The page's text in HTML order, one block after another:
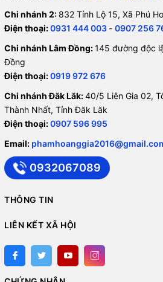
Chi nhánh 2: 832 Tỉnh Lộ 15, Xã Phú
Điện thoại:0931 444 003 - 0907 256
Chi nhánh Lâm Đồng:145 đường độc
Đồng
Điện thoại:0919 972 676
Chi nhánh Đăk Lăk:40/5 Liên Gia 02,
Thành Nhất, Tỉnh Đăk Lăk
Điện thoại:0907 596 995
Email:
0932067089
THÔNG TIN
LIÊN KẾT XÃ HỘI